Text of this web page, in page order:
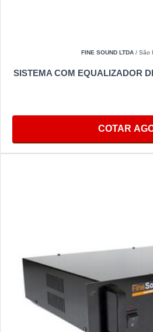
FINE SOUND LTDA/ São
SISTEMA COM EQUALIZADOR
COTAR